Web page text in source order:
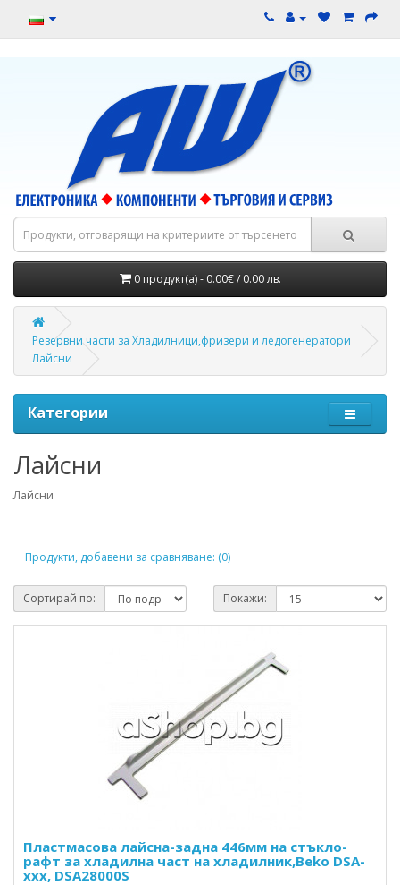
0 продукт(а) - 0.00€ / 0.00 лв.
Резервни части за Хладилници,фризери и ледогенератори
Лайсни
Категории
Лайсни
Лайсни
Продукти, добавени за сравняване: (0)
Сортирай по: Покажи:
Пластмасова лайсна-задна 446мм на стъкло-
рафт за хладилна част на хладилник,Beko DSA-
xxx, DSA28000S